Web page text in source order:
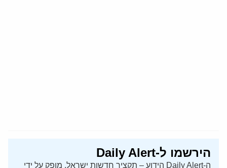
הירשמו ל-Daily Alert
ה-Daily Alert הידוע – תקציר חדשות ישראל, מופק על ידי